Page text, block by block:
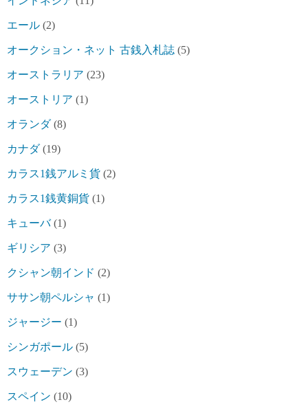
エール (2)
オークション・ネット 古銭入札誌 (5)
オーストラリア (23)
オーストリア (1)
オランダ(8)
カナダ(19)
カラス1銭アルミ貨 (2)
カラス1銭黄銅貨 (1)
キューバ(1)
ギリシア (3)
クシャン朝インド (2)
ササン朝ペルシャ (1)
ジャージー (1)
シンガポール (5)
スウェーデン (3)
スペイン (10)